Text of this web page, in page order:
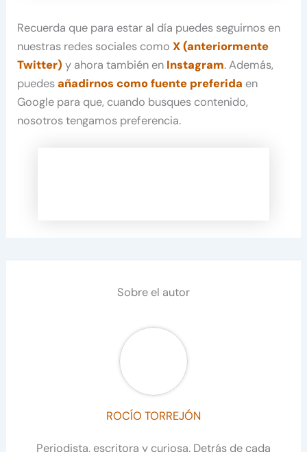
Recuerda que para estar al día puedes seguirnos en
nuestras redes sociales comoX (anteriormente
Twitter) y ahora también en Instagram. Además,
puedesañadirnos como fuente preferida en
Google para que, cuando busques contenido,
nosotros tengamos preferencia.
Sobre el autor
ROCÍO TORREJÓN
Periodista, escritora y curiosa. Detrás de cada